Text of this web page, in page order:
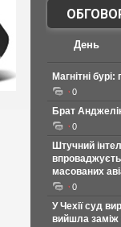
День
Магнітні бурі:
0
Брат
0
Штучний
масованих
0
У Чехії суд
вийшла заміж